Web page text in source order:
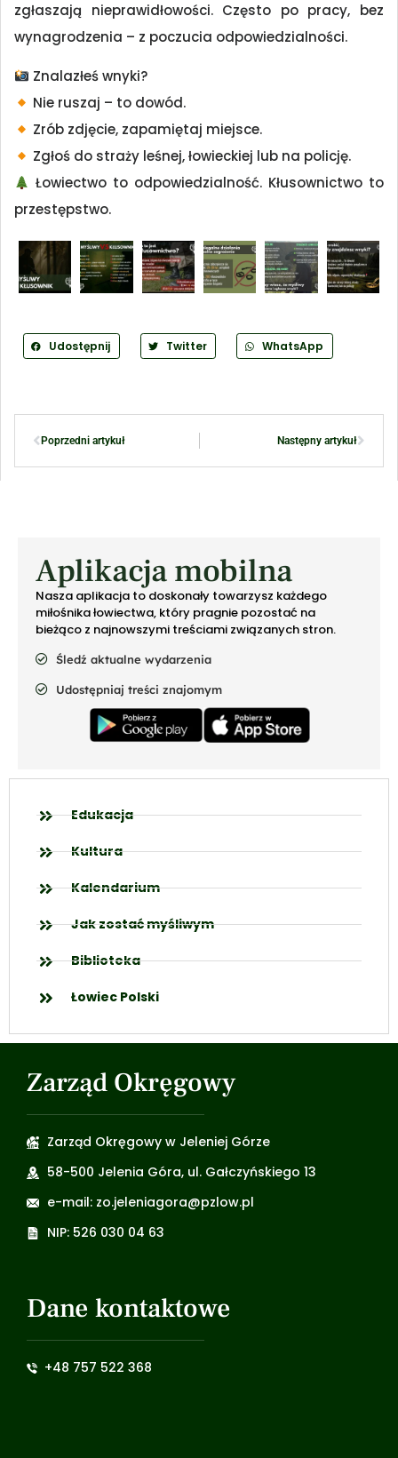
zgłaszają nieprawidłowości. Często po pracy, bez
wynagrodzenia – z poczucia odpowiedzialności.
Znalazłeś wnyki?
Nie ruszaj – to dowód.
Zrób zdjęcie, zapamiętaj miejsce.
Zgłoś do straży leśnej, łowieckiej lub na policję.
Łowiectwo to odpowiedzialność. Kłusownictwo to
przestępstwo.
Udostępnij Twitter WhatsApp
Poprzedni artykuł Następny artykuł
Aplikacja mobilna
Nasza aplikacja to doskonały towarzysz każdego
miłośnika łowiectwa, który pragnie pozostać na
bieżąco z najnowszymi treściami związanych stron.
Śledź aktualne wydarzenia
Udostępniaj treści znajomym
Edukacja
Kultura
Kalendarium
Jak zostać myśliwym
Biblioteka
Łowiec Polski
Zarząd Okręgowy
Zarząd Okręgowy w Jeleniej Górze
58-500 Jelenia Góra, ul. Gałczyńskiego 13
e-mail: zo.jeleniagora@pzlow.pl
NIP: 526 030 04 63
Dane kontaktowe
+48 757 522 368